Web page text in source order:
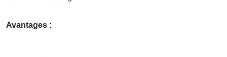
Avantages :